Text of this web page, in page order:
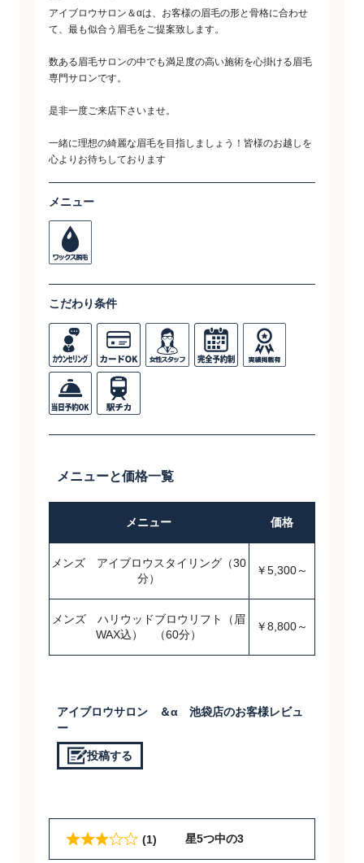
アイブロウサロン＆αは、お客様の眉毛の形と骨格に合わせ
て、最も似合う眉毛をご提案致します。
数ある眉毛サロンの中でも満足度の高い施術を心掛ける眉毛
専門サロンです。
是非一度ご来店下さいませ。
一緒に理想の綺麗な眉毛を目指しましょう！皆様のお越しを
心よりお待ちしております
メニュー
こだわり条件
メニューと価格一覧
メニュー 価格
メンズ アイブロウスタイリング（30
分）
￥5,300～
メンズ ハリウッドブロウリフト（眉
WAX込） （60分）
￥8,800～
アイブロウサロン ＆α 池袋店のお客様レビュ
ー
投稿する
(1) 星5つ中の3